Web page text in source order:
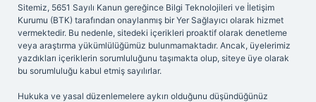
Sitemiz, 5651 Sayılı Kanun gereğince Bilgi Teknolojileri ve İletişim
Kurumu (BTK) tarafından onaylanmış bir Yer Sağlayıcı olarak hizmet
vermektedir. Bu nedenle, sitedeki içerikleri proaktif olarak denetleme
veya araştırma yükümlülüğümüz bulunmamaktadır. Ancak, üyelerimiz
yazdıkları içeriklerin sorumluluğunu taşımakta olup, siteye üye olarak
bu sorumluluğu kabul etmiş sayılırlar.
Hukuka ve yasal düzenlemelere aykırı olduğunu düşündüğünüz